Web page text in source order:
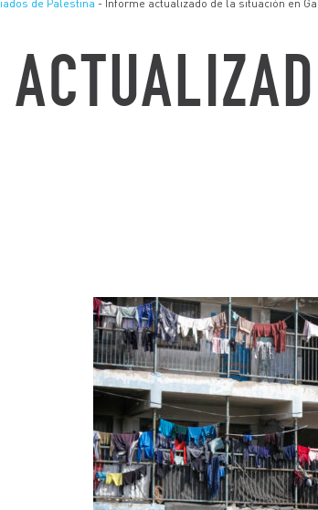
de Palestina - Informe actualizado de la situación en